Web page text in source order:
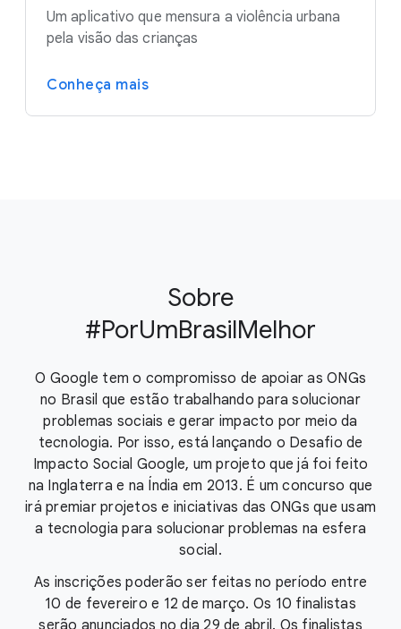
Um aplicativo que mensura a violência urbana
pela visão das crianças
Conheça mais
Sobre
#PorUmBrasilMelhor
O Google tem o compromisso de apoiar as ONGs
no Brasil que estão trabalhando para solucionar
problemas sociais e gerar impacto por meio da
tecnologia. Por isso, está lançando o Desafio de
Impacto Social Google, um projeto que já foi feito
na Inglaterra e na Índia em 2013. É um concurso que
irá premiar projetos e iniciativas das ONGs que usam
a tecnologia para solucionar problemas na esfera
social.
As inscrições poderão ser feitas no período entre
10 de fevereiro e 12 de março. Os 10 finalistas